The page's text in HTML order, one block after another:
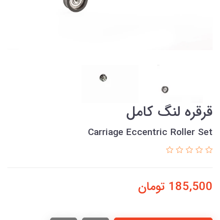
قرقره لنگ کامل
Carriage Eccentric Roller Set
185,500 تومان